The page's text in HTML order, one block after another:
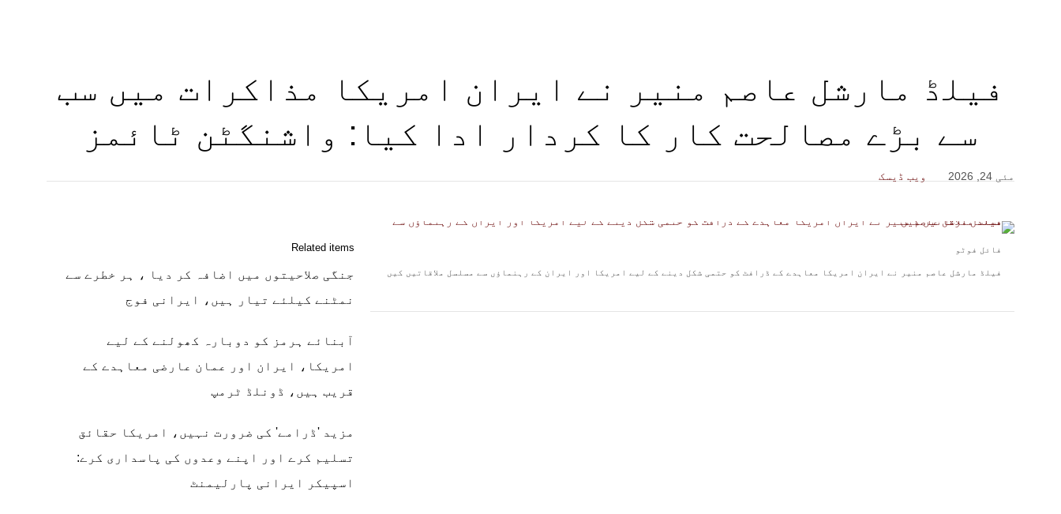
فیلڈ مارشل عاصم منیر نے ایران امریکا مذاکرات میں سب
سے بڑے مصالحت کار کا کردار ادا کیا: واشنگٹن ٹائمز
مئی 24, 2026 ویب ڈیسک
فائل فوٹو
فیلڈ مارشل عاصم منیر نے ایران امریکا معاہدے کے ڈرافٹ کو حتمی شکل دینے کے لیے امریکا اور ایران کے رہنماؤں سے مسلسل ملاقاتیں کیں
Related items
جنگی صلاحیتوں میں اضافہ کر دیا ، ہر خطرے سے
نمٹنے کیلئے تیار ہیں، ایرانی فوج
آبنائے ہرمز کو دوبارہ کھولنے کے لیے
امریکا، ایران اور عمان عارضی معاہدے کے
قریب ہیں، ڈونلڈ ٹرمپ
مزید 'ڈرامے' کی ضرورت نہیں، امریکا حقائق
تسلیم کرے اور اپنے وعدوں کی پاسداری کرے:
اسپیکر ایرانی پارلیمنٹ